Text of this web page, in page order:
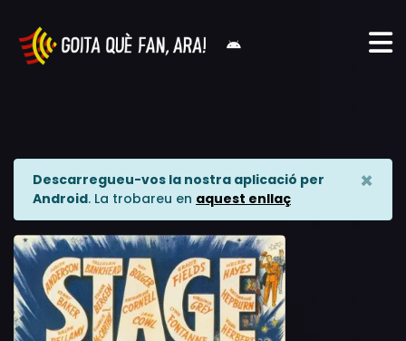
Descarregueu-vos la nostra aplicació per
Android. La trobareu en aquest enllaç
×